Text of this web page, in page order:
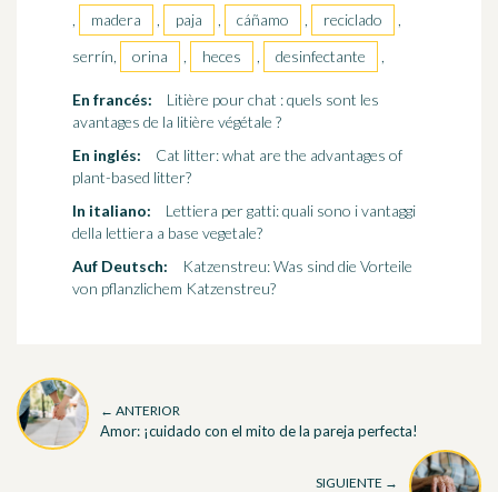
,
madera , paja , cáñamo , reciclado
,
serrín,
orina , heces , desinfectante ,
En francés:
Litière pour chat : quels sont les
avantages de la litière végétale ?
En inglés:
Cat litter: what are the advantages of
plant-based litter?
In italiano:
Lettiera per gatti: quali sono i vantaggi
della lettiera a base vegetale?
Auf Deutsch:
Katzenstreu: Was sind die Vorteile
von pflanzlichem Katzenstreu?
← ANTERIOR
Amor: ¡cuidado con el mito de la pareja perfecta!
SIGUIENTE →